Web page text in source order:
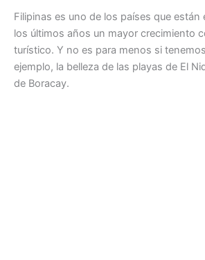
Filipinas es uno de los países que están
los últimos años un mayor crecimiento
turístico. Y no es para menos si
ejemplo, la belleza de las playas de El
de Boracay.